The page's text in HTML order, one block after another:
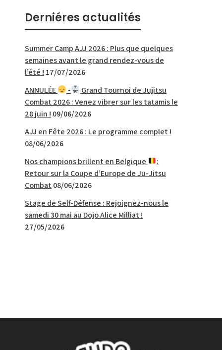
Derniéres actualités
Summer Camp AJJ 2026 : Plus que quelques
semaines avant le grand rendez-vous de
l’été ! 17/07/2026
ANNULÉE
-
Grand Tournoi de Jujitsu
Combat 2026 : Venez vibrer sur les tatamis le
28 juin ! 09/06/2026
AJJ en Fête 2026 : Le programme complet !
08/06/2026
Nos champions brillent en Belgique
:
Retour sur la Coupe d’Europe de Ju-Jitsu
Combat 08/06/2026
Stage de Self-Défense : Rejoignez-nous le
samedi 30 mai au Dojo Alice Milliat !
27/05/2026